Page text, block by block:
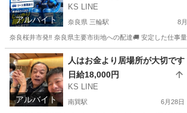
アルバイト
KS LINE
奈良県 三輪駅 8
奈良桜井市発‼️ 奈良県主要市街地への配達🚚 安定した仕事
奈良 桜井市 三輪駅 配送 スタッフ
アルバイト
人はお金より居場所が大切です
日給18,000円
KS LINE
南巽駅 6月28日